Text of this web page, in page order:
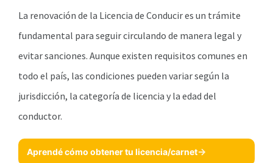
La renovación de la Licencia de Conducir es un trámite
fundamental para seguir circulando de manera legal y
evitar sanciones. Aunque existen requisitos comunes en
todo el país, las condiciones pueden variar según la
jurisdicción, la categoría de licencia y la edad del
conductor.
Aprendé cómo obtener tu licencia/carnet